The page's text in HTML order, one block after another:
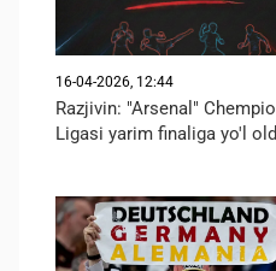
16-04-2026, 12:44
Razjivin: "Arsenal"
Ligasi yarim finaliga yo'l